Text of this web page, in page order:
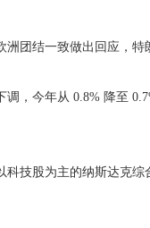
结一致做出回应，特
今年从 0.8% 降至
技股为主的纳斯达克综